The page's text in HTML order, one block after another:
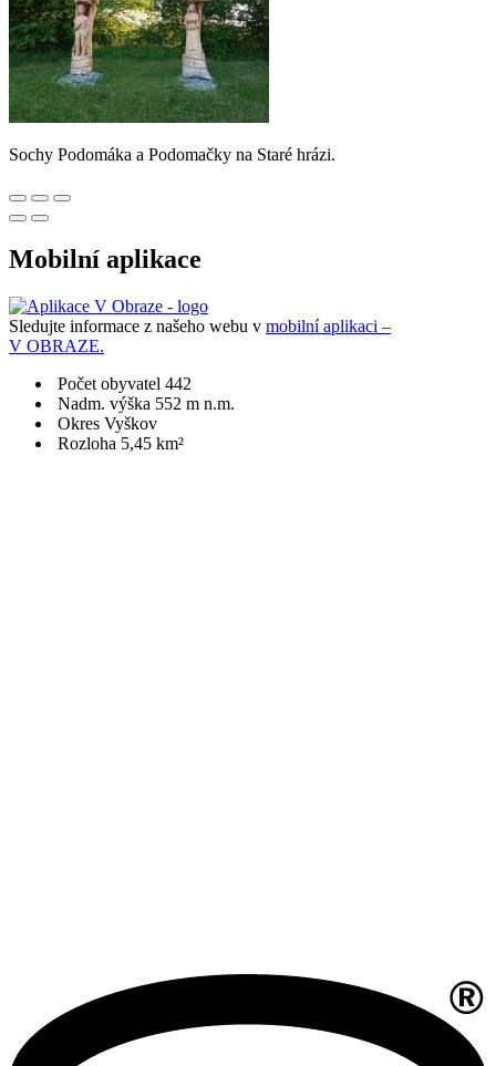
Sochy Podomáka a Podomačky na Staré hrázi.
Mobilní aplikace
Sledujte informace z našeho webu v mobilní aplikaci –
V OBRAZE.
Počet obyvatel 442
Nadm. výška 552 m n.m.
Okres Vyškov
Rozloha 5,45 km²